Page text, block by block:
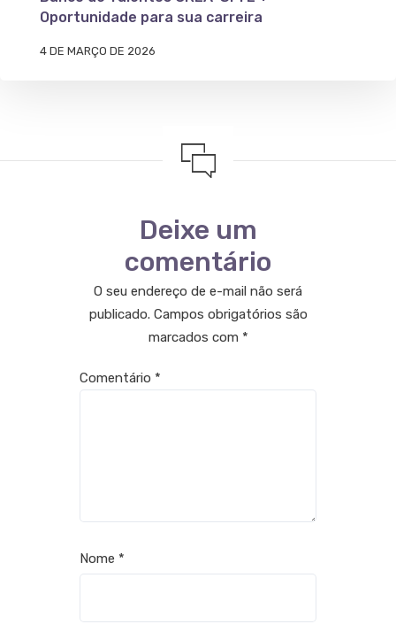
Oportunidade para sua carreira
4 DE MARÇO DE 2026
Deixe um
comentário
O seu endereço de e-mail não será
publicado. Campos obrigatórios são
marcados com *
Comentário *
Nome *